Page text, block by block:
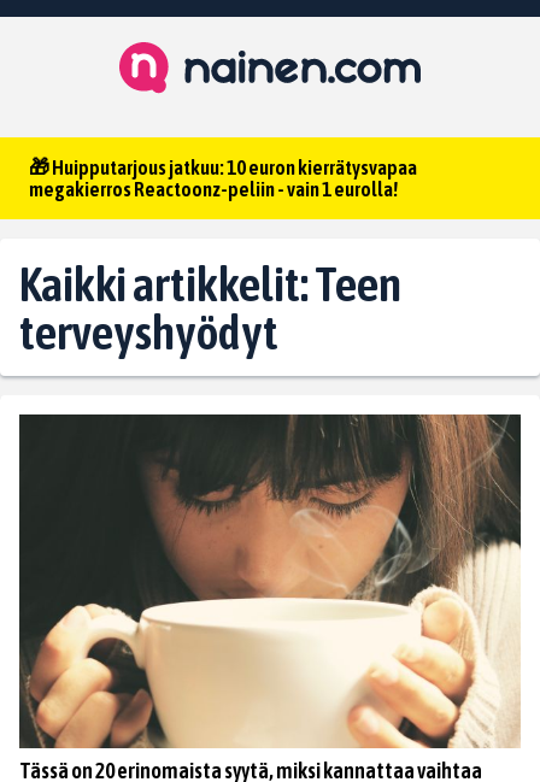
🎁 Huipputarjous jatkuu: 10 euron kierrätysvapaa
megakierros Reactoonz-peliin - vain 1 eurolla!
Kaikki artikkelit: Teen
terveyshyödyt
Tässä on 20 erinomaista syytä, miksi kannattaa vaihtaa